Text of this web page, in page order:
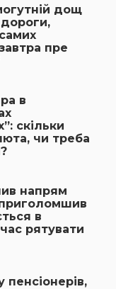
дощ
дороги,
пре
в
скільки
чи треба
напрям
в
рятувати
пенсіонерів,